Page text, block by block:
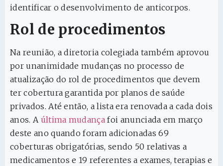
identificar o desenvolvimento de anticorpos.
Rol de procedimentos
Na reunião, a diretoria colegiada também aprovou
por unanimidade mudanças no processo de
atualização do rol de procedimentos que devem
ter cobertura garantida por planos de saúde
privados. Até então, a lista era renovada a cada dois
anos. Aúltima mudança foi anunciada em março
deste ano quando foram adicionadas 69
coberturas obrigatórias, sendo 50 relativas a
medicamentos e 19 referentes a exames, terapias e